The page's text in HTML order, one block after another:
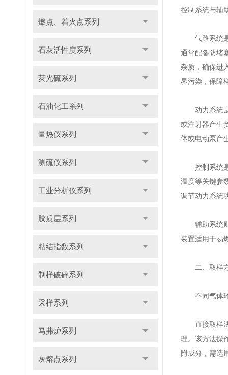
燃点、着火点系列
石灰活性度系列
荧光硫系列
石油化工系列
量热仪系列
测硫仪系列
工业分析仪系列
胶质层系列
粘结指数系列
制样破碎系列
采样系列
马弗炉系列
灰熔点系列
控制系统与辅
气路系统是
通常配备防堵
杂质，确保进
界污染，保障
动力系统是
或注射器产生
体或电动泵产
控制系统是
温度等关键参
调节动力系统
辅助系统则
装置适用于易
二、取样方
不同气体环
直接取样法
理。该方法操
附成分，需选